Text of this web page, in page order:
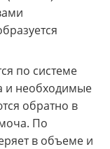
по системе
и необходимые
обратно в
По
в объеме и